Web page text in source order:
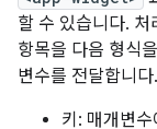
할 수 있습니다.
항목을 다음 형식
변수를 전달합니다.
키: 매개변